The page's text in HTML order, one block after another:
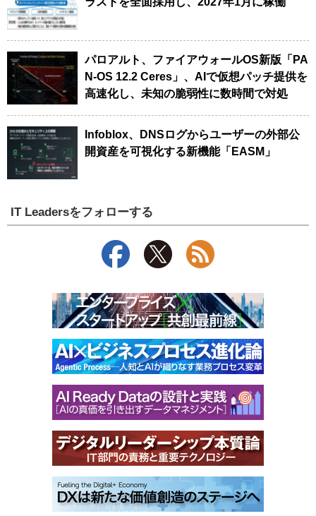
パロアルト、ファイアウォールOS新版「PA
N-OS 12.2 Ceres」、AIで仮想パッチ提供を
高速化し、未知の脆弱性に数時間で対処
Infoblox、DNSログからユーザーの外部公
開資産を可視化する新機能「EASM」
IT Leadersをフォローする